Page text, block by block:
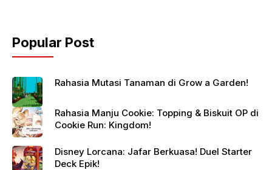
Popular Post
Rahasia Mutasi Tanaman di Grow a Garden!
Rahasia Manju Cookie: Topping & Biskuit OP di
Cookie Run: Kingdom!
Disney Lorcana: Jafar Berkuasa! Duel Starter
Deck Epik!